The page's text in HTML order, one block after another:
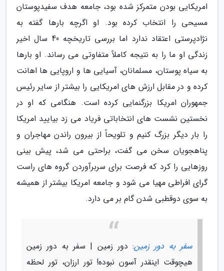
امریکایی بودن متمرکز شده بود، جامعه هدف سفیدپوستان
مسیحی را انتخاب کرده بود. او اگرچه بارها گفته به
نژادپرستی اعتقاد ندارد اما بررسی تاریخچه 40 سال اخیر
زندگی او ما را به نتیجه کاملاً متفاوتی می رساند. او بارها
به سیاه پوستان، مسلمانان، آسیایی ها و اروپایی ها اهانت
کرده و در مقابل ارزش های امریکایی را بیشتر از سایر رئیس
جمهوران امریکا بزرگنمایی کرده است. هنگامی که او در
نخستین نشست های انتخاباتی فریاد می زد بیایید امریکا
را بار دیگر بزرگ کنیم و تلویحاً از بیرون راندن مهاجران و
پناهجویان سخن می گفت، براحتی می شد، پیش بینی
روزهایی را کرد که فرصت برای سربرآوردن گروه های راست
گرای افراطی مهیا می شود و جامعه امریکا بیشتر از همیشه
به سوی دوقطبی شدن گام بر می دارد.
سفر به دور زمین: دور زمین | سفر به دور زمین
هیچوقت اینقدر آسون نبوده! تور ارزان، تور لحظه